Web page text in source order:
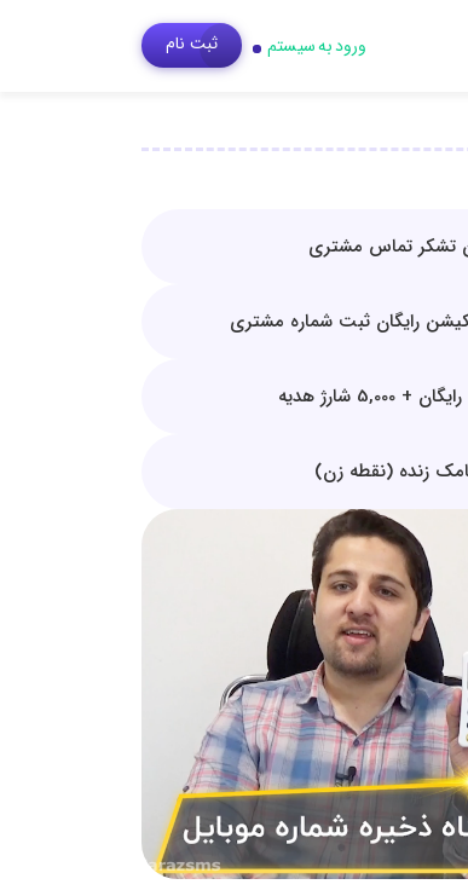
ورود به سیستم ثبت‌ نام
تشکر تماس مشتری
رایگان ثبت شماره مشتری
+ 5,000 شارژ هدیه
زنده (نقطه زن)